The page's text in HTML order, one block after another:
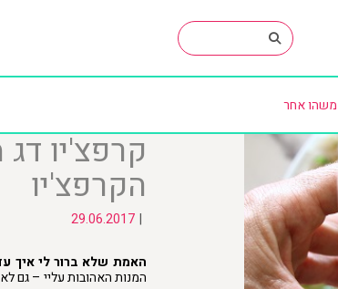
משהו אחר
קרפצ'יו
הקרפצ'יו
|
29.06.2017
האמת שלא ברור לי איך
המנות האהובות עליי – גם